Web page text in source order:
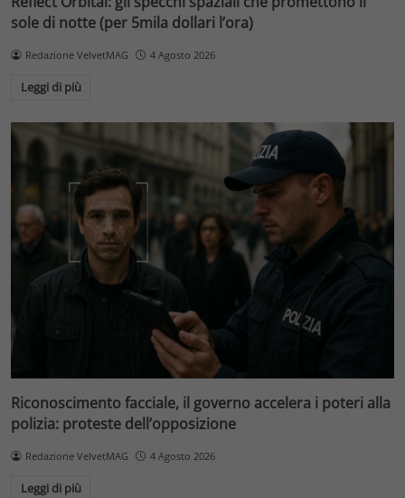
sole di notte (per 5mila dollari l’ora)
Redazione VelvetMAG 4 Agosto 2026
Leggi di più
Riconoscimento facciale, il governo accelera i poteri alla
polizia: proteste dell’opposizione
Redazione VelvetMAG 4 Agosto 2026
Leggi di più